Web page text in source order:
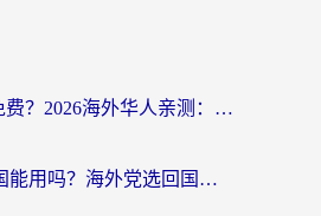
Mac翻墙回国免费？2026海外华人亲测：从CCTV5直播到国内APP，这样选加速器才靠谱
Proton VPN中国能用吗？海外党选回国加速器的避坑指南（附番茄加速器实测）